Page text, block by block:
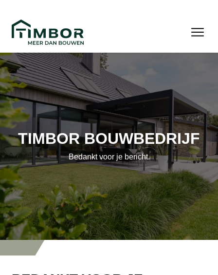
TIMBOR BOUWBEDRIJF
Bedankt voor je bericht.